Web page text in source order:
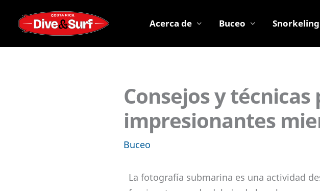
contenido
Acerca de Buceo Snorkeling
Consejos y
impresionantes
Buceo
La fotografía submarina es una actividad